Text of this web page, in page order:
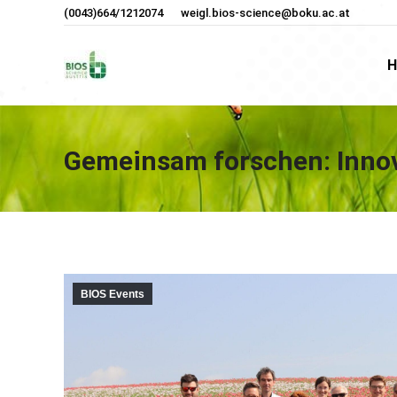
(0043)664/1212074 weigl.bios-science@boku.ac.at
Gemeinsam forschen:
BIOS Events